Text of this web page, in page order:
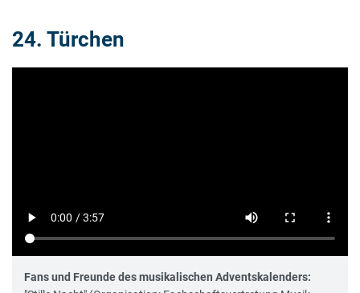
24. Türchen
Fans und Freunde des musikalischen Adventskalenders: